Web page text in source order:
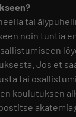
tai
noin tuntia
Jos et
tai
koulutuksen